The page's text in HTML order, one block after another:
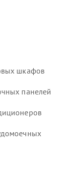
шкафов
панелей